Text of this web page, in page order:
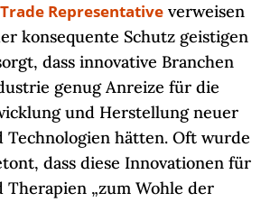
Representative verweisen
konsequente Schutz geistigen
dass innovative Branchen
genug Anreize für die
und Herstellung neuer
Technologien hätten. Oft wurde
dass diese Innovationen für
„zum Wohle der